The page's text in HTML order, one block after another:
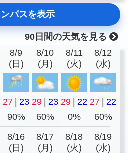
ンパスを表示
90日間の天気を見る
8/9
(日)
8/10
(月)
8/11
(火)
8/12
(水)
27 | 23 29 | 23 29 | 22 27 | 22
90% 60% 0% 60%
8/16
(日)
8/17
(月)
8/18
(火)
8/19
(水)